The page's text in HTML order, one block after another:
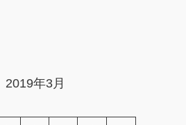
2019年3月